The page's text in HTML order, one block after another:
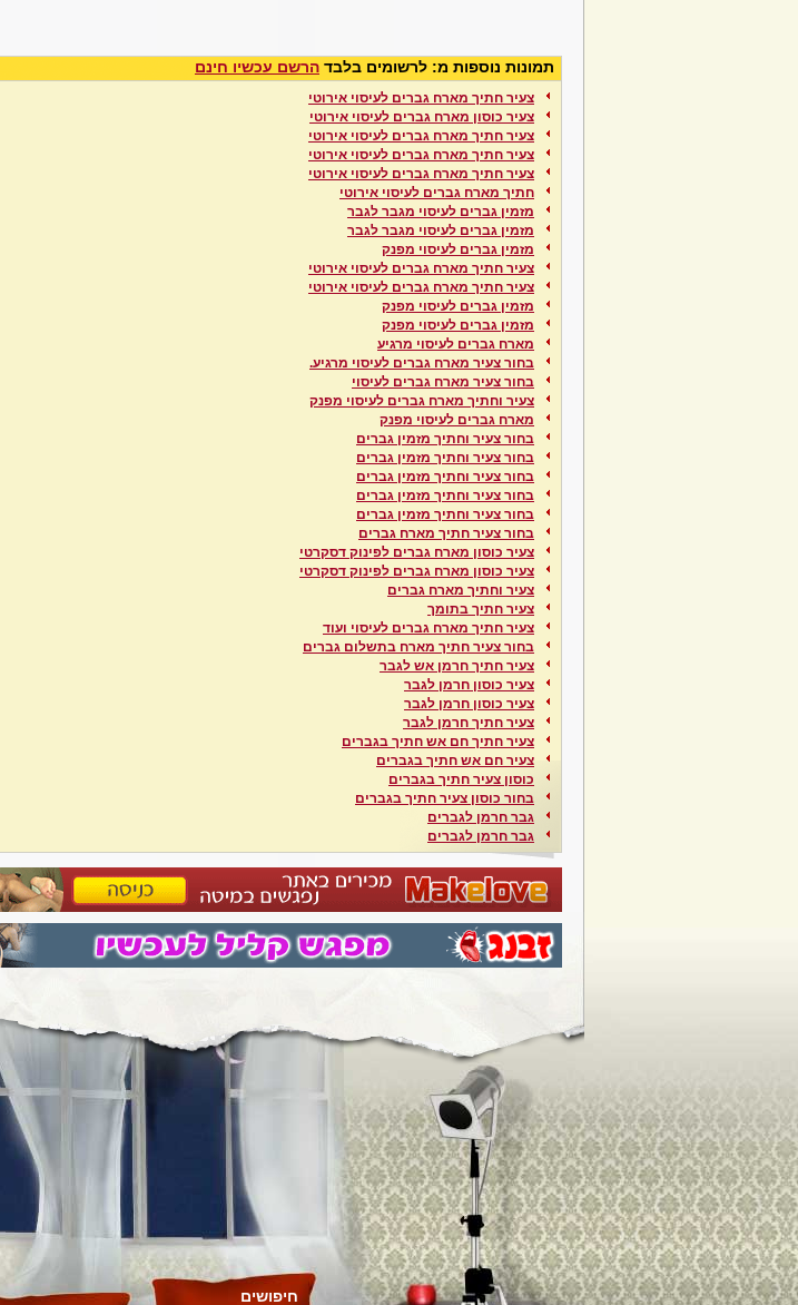
תמונות נוספות מ: לרשומים בלבד הרשם עכשיו חינם
צעיר חתיך מארח גברים לעיסוי אירוטי
צעיר כוסון מארח גברים לעיסוי אירוטי
צעיר חתיך מארח גברים לעיסוי אירוטי
צעיר חתיך מארח גברים לעיסוי אירוטי
צעיר חתיך מארח גברים לעיסוי אירוטי
חתיך מארח גברים לעיסוי אירוטי
מזמין גברים לעיסוי מגבר לגבר
מזמין גברים לעיסוי מגבר לגבר
מזמין גברים לעיסוי מפנק
צעיר חתיך מארח גברים לעיסוי אירוטי
צעיר חתיך מארח גברים לעיסוי אירוטי
מזמין גברים לעיסוי מפנק
מזמין גברים לעיסוי מפנק
מארח גברים לעיסוי מרגיע
בחור צעיר מארח גברים לעיסוי מרגיע.
בחור צעיר מארח גברים לעיסוי
צעיר וחתיך מארח גברים לעיסוי מפנק
מארח גברים לעיסוי מפנק
בחור צעיר וחתיך מזמין גברים
בחור צעיר וחתיך מזמין גברים
בחור צעיר וחתיך מזמין גברים
בחור צעיר וחתיך מזמין גברים
בחור צעיר וחתיך מזמין גברים
בחור צעיר חתיך מארח גברים
צעיר כוסון מארח גברים לפינוק דסקרטי
צעיר כוסון מארח גברים לפינוק דסקרטי
צעיר וחתיך מארח גברים
צעיר חתיך בתומך
צעיר חתיך מארח גברים לעיסוי ועוד
בחור צעיר חתיך מארח בתשלום גברים
צעיר חתיך חרמן אש לגבר
צעיר כוסון חרמן לגבר
צעיר כוסון חרמן לגבר
צעיר חתיך חרמן לגבר
צעיר חתיך חם אש חתיך בגברים
צעיר חם אש חתיך בגברים
כוסון צעיר חתיך בגברים
בחור כוסון צעיר חתיך בגברים
גבר חרמן לגברים
גבר חרמן לגברים
חיפושים